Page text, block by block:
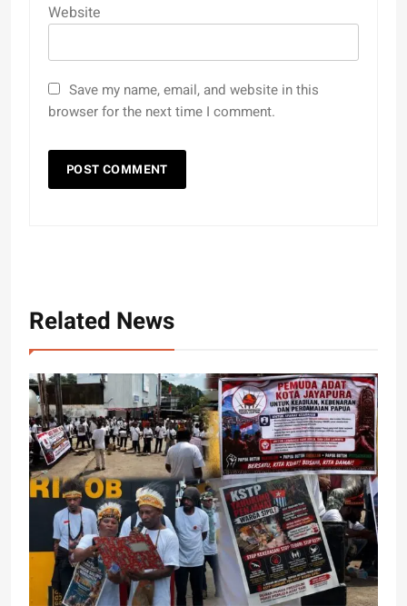
Website
Save my name, email, and website in this
browser for the next time I comment.
Related News